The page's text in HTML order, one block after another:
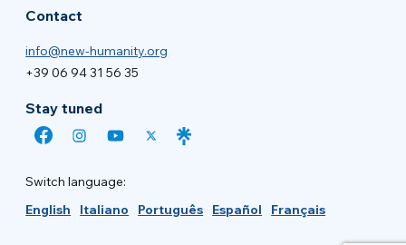
Contact
info@new-humanity.org
+39 06 94 31 56 35
Stay tuned
Switch language:
English
Italiano Português Español Français